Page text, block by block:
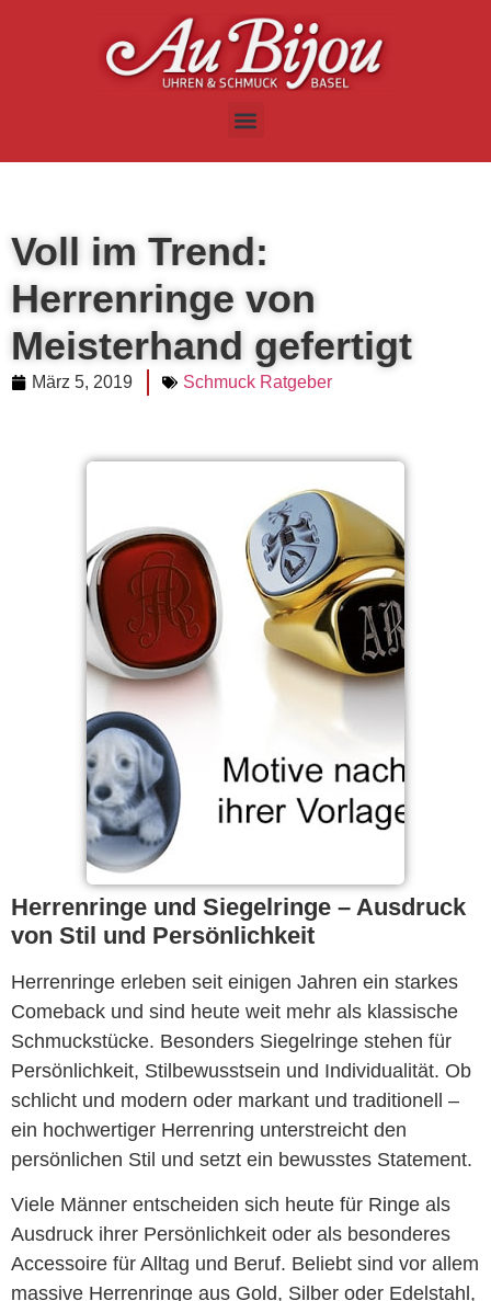
Voll im Trend:
Herrenringe von
Meisterhand gefertigt
März 5, 2019 Schmuck Ratgeber
Herrenringe und Siegelringe – Ausdruck
von Stil und Persönlichkeit
Herrenringe erleben seit einigen Jahren ein starkes
Comeback und sind heute weit mehr als klassische
Schmuckstücke. Besonders Siegelringe stehen für
Persönlichkeit, Stilbewusstsein und Individualität. Ob
schlicht und modern oder markant und traditionell –
ein hochwertiger Herrenring unterstreicht den
persönlichen Stil und setzt ein bewusstes Statement.
Viele Männer entscheiden sich heute für Ringe als
Ausdruck ihrer Persönlichkeit oder als besonderes
Accessoire für Alltag und Beruf. Beliebt sind vor allem
massive Herrenringe aus Gold, Silber oder Edelstahl,